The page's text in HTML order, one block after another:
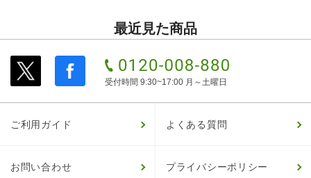
最近見た商品
受付時間 9:30~17:00 月～土曜日
ご利用ガイド よくある質問
お問い合わせ プライバシーポリシー